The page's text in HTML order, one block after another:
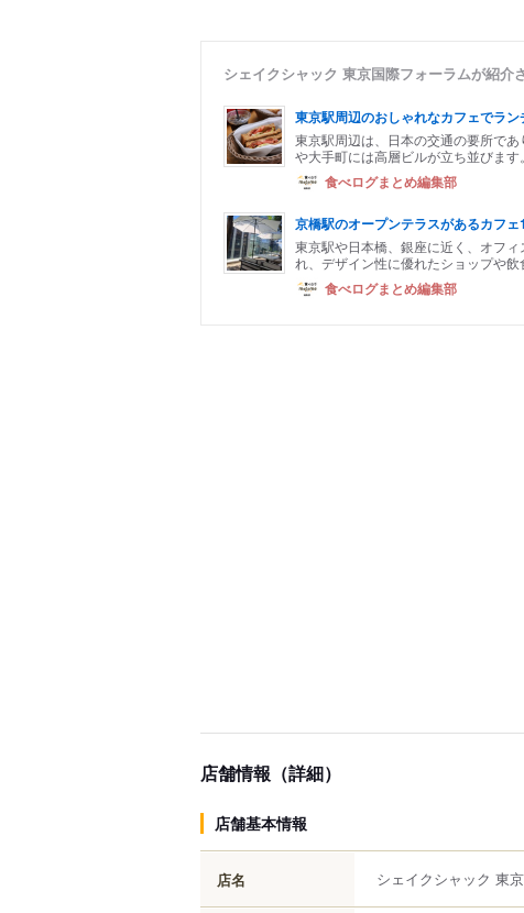
シェイクシャック 東京国際フォーラムが紹介
東京駅周辺のおしゃれなカフェでラ
東京駅周辺は、日本の交通の要所で
や大手町には高層ビルが立ち並びま
食べログまとめ編集部
京橋駅のオープンテラスがあるカフ
東京駅や日本橋、銀座に近く、オフ
れ、デザイン性に優れたショップや
食べログまとめ編集部
店舗情報（詳細）
店舗基本情報
店名 シェイクシャック 東